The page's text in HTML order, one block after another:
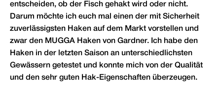
entscheiden, ob der Fisch gehakt wird oder nicht.
Darum möchte ich euch mal einen der mit Sicherheit
zuverlässigsten Haken auf dem Markt vorstellen und
zwar den MUGGA Haken von Gardner. Ich habe den
Haken in der letzten Saison an unterschiedlichsten
Gewässern getestet und konnte mich von der Qualität
und den sehr guten Hak-Eigenschaften überzeugen.